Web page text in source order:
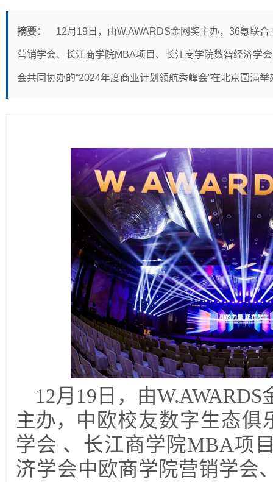
摘要： 12月19日，由W.AWARDS金网奖主办，36氪联
营销学会、长江商学院MBA项目、长江商学院数智经济学
会共同协办的“2024年度商业计划领航秀峰会”在北京圆满举
12月19日，由
主办， 中欧校友数字生态俱
学会 、长江商学院MBA项
济学会中欧商学院营销学会